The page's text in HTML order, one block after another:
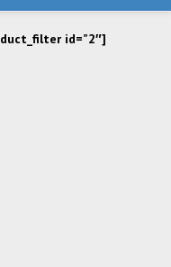
[tf_product_filter id=”2″]